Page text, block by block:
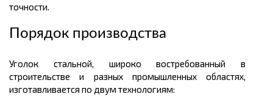
точности.
Порядок производства
Уголок стальной, широко востребованный в
строительстве и разных промышленных областях,
изготавливается по двум технологиям: